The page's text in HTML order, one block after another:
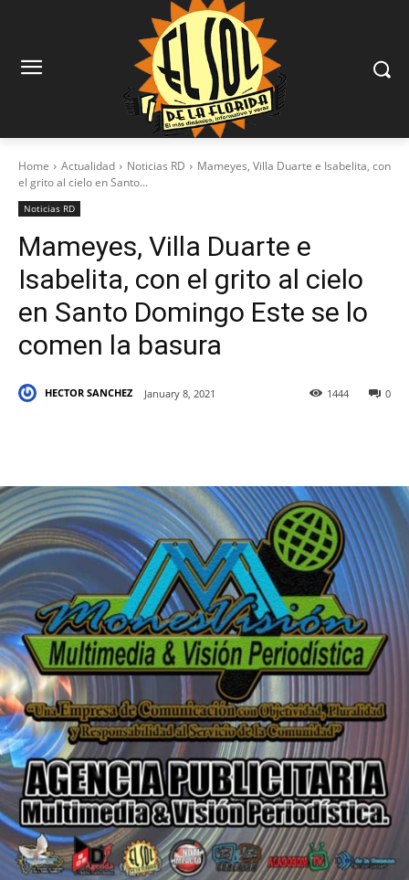
Home Actualidad Noticias RD
Mameyes, Villa Duarte e Isabelita, con
el grito al cielo en Santo...
Noticias RD
Mameyes, Villa Duarte e
Isabelita, con el grito al cielo
en Santo Domingo Este se lo
comen la basura
HECTOR SANCHEZ January 8, 2021 0
1444